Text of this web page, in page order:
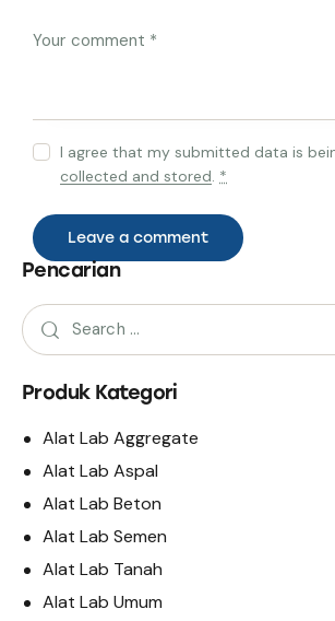
I agree that my submitted data is
collected and stored *
Pencarian
Produk Kategori
Alat Lab Aggregate
Alat Lab Aspal
Alat Lab Beton
Alat Lab Semen
Alat Lab Tanah
Alat Lab Umum